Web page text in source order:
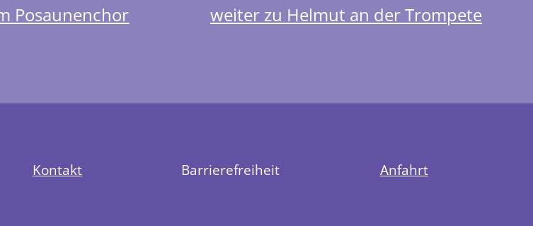
Posaunenchor weiter zu Helmut an der Trompete
Kontakt Barrierefreiheit Anfahrt